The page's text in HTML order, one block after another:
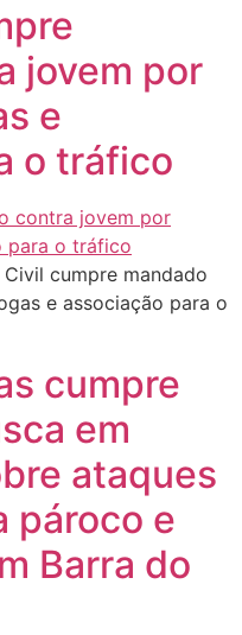
jovem por
e
o tráfico
cumpre mandado
e associação para o
cumpre
em
ataques
pároco e
Barra do